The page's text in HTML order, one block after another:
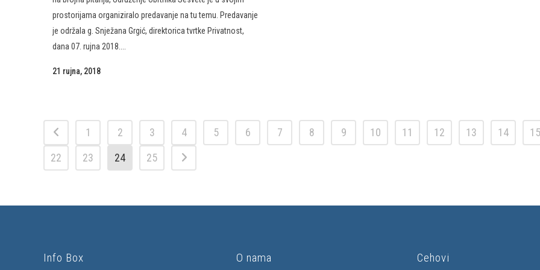
prostorijama organiziralo predavanje na tu temu. Predavanje
je održala g. Snježana Grgić, direktorica tvrtke Privatnost,
dana 07. rujna 2018....
21 rujna, 2018
1 2 3 4 5 6 7 8 9 10 11 12 13 14 15
22
23 24 25
Info Box O nama Cehovi